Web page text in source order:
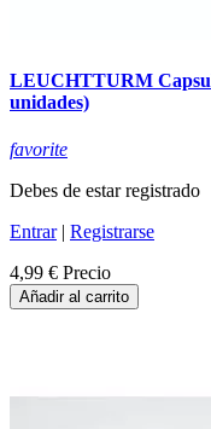
LEUCHTTURM
unidades)
favorite
Debes de estar registrado
Entrar| Registrarse
4,99 € Precio
Añadir al carrito